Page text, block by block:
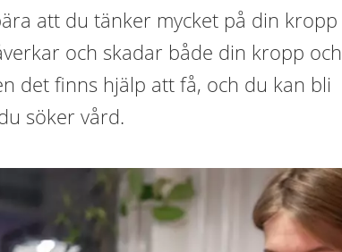
att du tänker mycket på din kropp
och skadar både din kropp och
det finns hjälp att få, och du kan bli
söker vård.